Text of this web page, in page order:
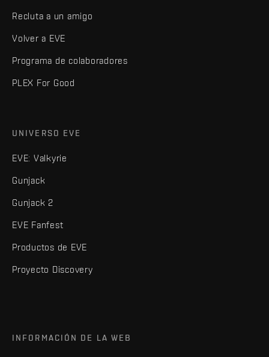
Recluta a un amigo
Volver a EVE
Programa de colaboradores
PLEX For Good
UNIVERSO EVE
EVE: Valkyrie
Gunjack
Gunjack 2
EVE Fanfest
Productos de EVE
Proyecto Discovery
INFORMACIÓN DE LA WEB